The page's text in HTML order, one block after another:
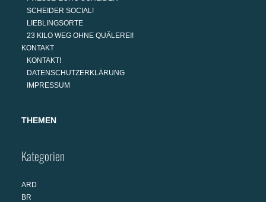
SCHEIDER SOCIAL!
LIEBLINGSORTE
23 KILO WEG OHNE QUÄLEREI!
KONTAKT
KONTAKT!
DATENSCHUTZERKLÄRUNG
IMPRESSUM
THEMEN
Kategorien
ARD
BR